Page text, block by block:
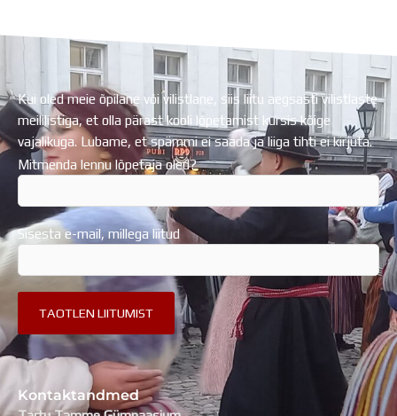
Kui oled meie õpilane või vilistlane, siis liitu aegsasti vilistlaste
meililistiga, et olla pärast kooli lõpetamist kursis kõige
vajalikuga. Lubame, et spämmi ei saada ja liiga tihti ei kirjuta.
Mitmenda lennu lõpetaja oled?
Sisesta e-mail, millega liitud
Kontaktandmed